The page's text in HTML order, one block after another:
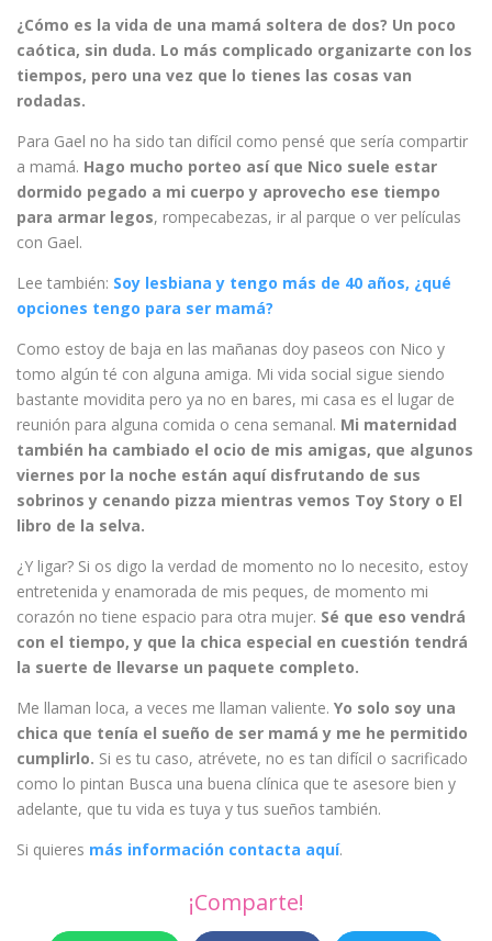
¿Cómo es la vida de una mamá soltera de dos? Un poco
caótica, sin duda. Lo más complicado organizarte con los
tiempos, pero una vez que lo tienes las cosas van
rodadas.
Para Gael no ha sido tan difícil como pensé que sería compartir
a mamá. Hago mucho porteo así que Nico suele estar
dormido pegado a mi cuerpo y aprovecho ese tiempo
para armar legos, rompecabezas, ir al parque o ver películas
con Gael.
Lee también: Soy lesbiana y tengo más de 40 años, ¿qué
opciones tengo para ser mamá?
Como estoy de baja en las mañanas doy paseos con Nico y
tomo algún té con alguna amiga. Mi vida social sigue siendo
bastante movidita pero ya no en bares, mi casa es el lugar de
reunión para alguna comida o cena semanal. Mi maternidad
también ha cambiado el ocio de mis amigas, que algunos
viernes por la noche están aquí disfrutando de sus
sobrinos y cenando pizza mientras vemos Toy Story o El
libro de la selva.
¿Y ligar? Si os digo la verdad de momento no lo necesito, estoy
entretenida y enamorada de mis peques, de momento mi
corazón no tiene espacio para otra mujer. Sé que eso vendrá
con el tiempo, y que la chica especial en cuestión tendrá
la suerte de llevarse un paquete completo.
Me llaman loca, a veces me llaman valiente. Yo solo soy una
chica que tenía el sueño de ser mamá y me he permitido
cumplirlo. Si es tu caso, atrévete, no es tan difícil o sacrificado
como lo pintan Busca una buena clínica que te asesore bien y
adelante, que tu vida es tuya y tus sueños también.
Si quieres más información contacta aquí.
¡Comparte!